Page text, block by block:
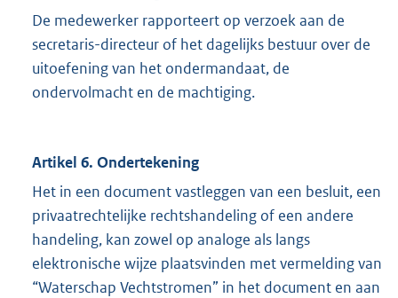
De medewerker rapporteert op verzoek aan de
secretaris-directeur of het dagelijks bestuur over de
uitoefening van het ondermandaat, de
ondervolmacht en de machtiging.
Artikel 6. Ondertekening
Het in een document vastleggen van een besluit, een
privaatrechtelijke rechtshandeling of een andere
handeling, kan zowel op analoge als langs
elektronische wijze plaatsvinden met vermelding van
“Waterschap Vechtstromen” in het document en aan